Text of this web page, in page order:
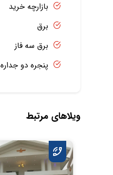
بازارچه خرید
برق
برق سه فاز
پنجره دو جداره
ویلاهای مرتبط